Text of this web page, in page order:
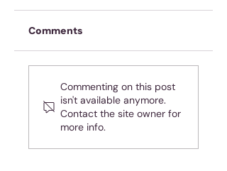
Oefen jou geheue
Comments
Commenting on this post
isn't available anymore.
Contact the site owner for
more info.